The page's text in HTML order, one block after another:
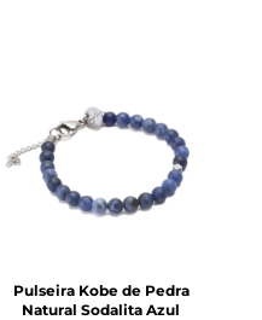
Pulseira Kobe de Pedra
Natural Sodalita Azul